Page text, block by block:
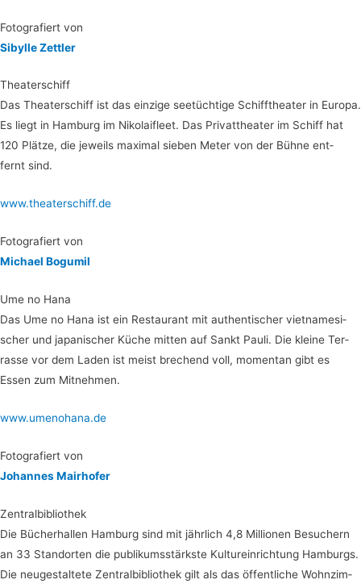
Foto­gra­fiert von
Sibyl­le Zettler
Thea­ter­schiff
Das Thea­ter­schiff ist das ein­zi­ge see­tüch­ti­ge Schiff­thea­ter in Euro­pa.
Es liegt in Ham­burg im Niko­laifleet. Das Pri­vat­thea­ter im Schiff hat
120 Plät­ze, die jeweils maxi­mal sie­ben Meter von der Büh­ne ent­
fernt sind.
www.theaterschiff.de
Foto­gra­fiert von
Micha­el Bogumil
Ume no Hana
Das Ume no Hana ist ein Restau­rant mit authen­ti­scher viet­na­me­si­
scher und japa­ni­scher Küche mit­ten auf Sankt Pau­li. Die klei­ne Ter­
ras­se vor dem Laden ist meist bre­chend voll, momen­tan gibt es
Essen zum Mitnehmen.
www.umenohana.de
Foto­gra­fiert von
Johan­nes Mairhofer
Zen­tral­bi­blio­thek
Die Bücher­hal­len Ham­burg sind mit jähr­lich 4,8 Mil­lio­nen Besu­chern
an 33 Stand­or­ten die publi­kums­stärks­te Kul­tur­ein­rich­tung Ham­burgs.
Die neu­ge­stal­te­te Zen­tral­bi­blio­thek gilt als das öffent­li­che Wohn­zim­